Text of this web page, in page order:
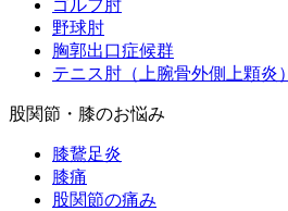
ゴルフ肘
野球肘
胸郭出口症候群
テニス肘（上腕骨外側上顆炎）
股関節・膝のお悩み
膝鵞足炎
膝痛
股関節の痛み